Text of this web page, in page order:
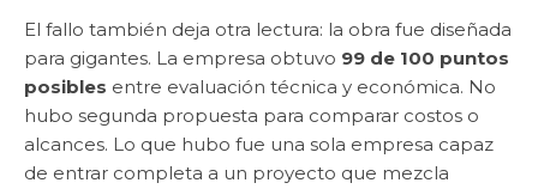
El fallo también deja otra lectura: la obra fue diseñada
para gigantes. La empresa obtuvo 99 de 100 puntos
posibles entre evaluación técnica y económica. No
hubo segunda propuesta para comparar costos o
alcances. Lo que hubo fue una sola empresa capaz
de entrar completa a un proyecto que mezcla